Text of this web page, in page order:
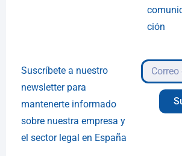
ción
Suscríbete a nuestro
newsletter para
mantenerte informado
sobre nuestra empresa y
el sector legal en España